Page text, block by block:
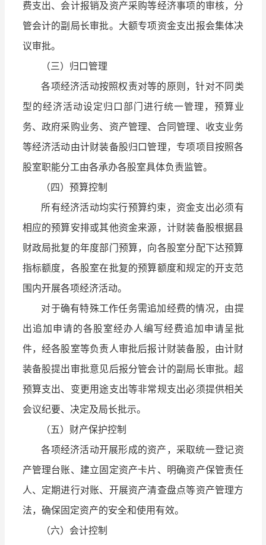
费支出、会计报销及资产采购等经济事项的审核，分
管会计的副局长审批。大额专项资金支出报会集体决
议审批。
（三）归口管理
各项经济活动按照权责对等的原则，针对不同类
型的经济活动设定归口部门进行统一管理，预算业
务、政府采购业务、资产管理、合同管理、收支业务
等经济活动由计财装备股归口管理，专项项目按照各
股室职能分工由各承办各股室具体负责监管。
（四）预算控制
所有经济活动均实行预算约束，资金支出必须有
相应的预算安排或其他资金来源，计财装备股根据县
财政局批复的年度部门预算，向各股室分配下达预算
指标额度，各股室在批复的预算额度和规定的开支范
围内开展各项经济活动。
对于确有特殊工作任务需追加经费的情况，由提
出追加申请的各股室经办人编写经费追加申请呈批
件，经各股室等负责人审批后报计财装备股，由计财
装备股提出审批意见后报分管会计的副局长审批。超
预算支出、变更用途支出等非常规支出必须提供相关
会议纪要、决定及局长批示。
（五）财产保护控制
各项经济活动开展形成的资产，采取统一登记资
产管理台账、建立固定资产卡片、明确资产保管责任
人、定期进行对账、开展资产清查盘点等资产管理方
法，确保固定资产的安全和使用有效。
（六）会计控制